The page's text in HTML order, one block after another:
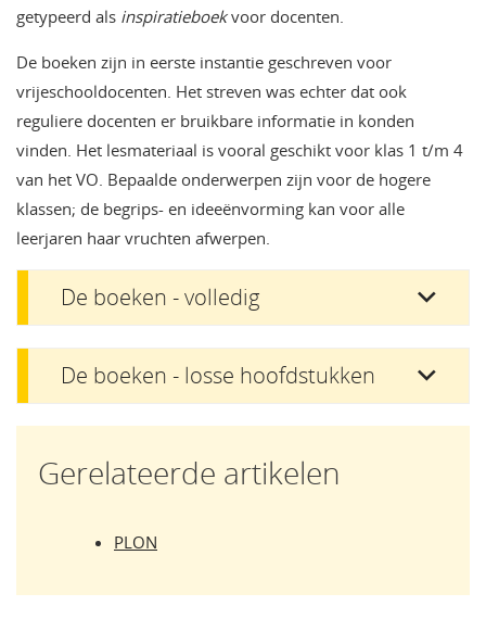
getypeerd als inspiratieboekvoor docenten.
De boeken zijn in eerste instantie geschreven voor
vrijeschooldocenten. Het streven was echter dat ook
reguliere docenten er bruikbare informatie in konden
vinden. Het lesmateriaal is vooral geschikt voor klas 1 t/m 4
van het VO. Bepaalde onderwerpen zijn voor de hogere
klassen; de begrips- en ideeënvorming kan voor alle
leerjaren haar vruchten afwerpen.
De boeken - volledig
De boeken - losse hoofdstukken
Gerelateerde artikelen
PLON